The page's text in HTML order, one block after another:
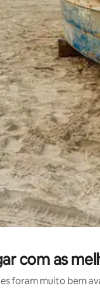
seta para cima e para
com as
foram muito bem